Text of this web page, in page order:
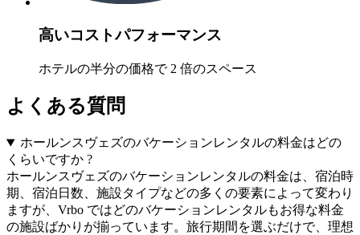
高いコストパフォーマンス
ホテルの半分の価格で 2 倍のスペース
よくある質問
ホールンスヴェズのバケーションレンタルの料金はどの
くらいですか ?
ホールンスヴェズのバケーションレンタルの料金は、宿泊時
期、宿泊日数、施設タイプなどの多くの要素によって変わり
ますが、Vrbo ではどのバケーションレンタルもお得な料金
の施設ばかりが揃っています。旅行期間を選ぶだけで、理想